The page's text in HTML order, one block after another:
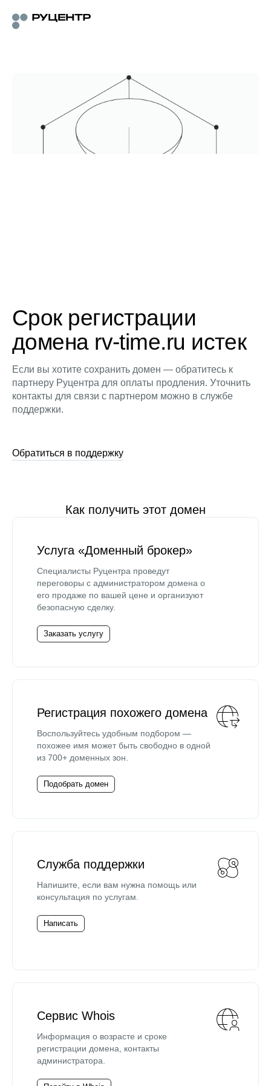
Срок регистрации
домена rv-time.ru истек
Если вы хотите сохранить домен — обратитесь к
партнеру Руцентра для оплаты продления. Уточнить
контакты для связи с партнером можно в службе
поддержки.
Обратиться в поддержку
Как получить этот домен
Услуга «Доменный брокер»
Специалисты Руцентра проведут
переговоры с администратором домена о
его продаже по вашей цене и организуют
безопасную сделку.
Заказать услугу
Регистрация похожего домена
Воспользуйтесь удобным подбором —
похожее имя может быть свободно в одной
из 700+ доменных зон.
Подобрать домен
Служба поддержки
Напишите, если вам нужна помощь или
консультация по услугам.
Написать
Сервис Whois
Информация о возрасте и сроке
регистрации домена, контакты
администратора.